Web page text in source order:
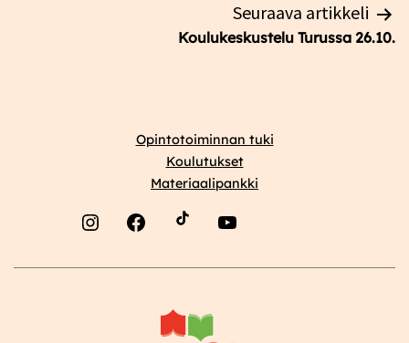
Seuraava artikkeli
Koulukeskustelu Turussa 26.10.
Opintotoiminnan tuki
Koulutukset
Materiaalipankki